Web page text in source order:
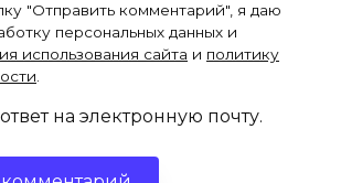
"Отправить комментарий", я даю
персональных данных и
использования сайта и политику
.
на электронную почту.